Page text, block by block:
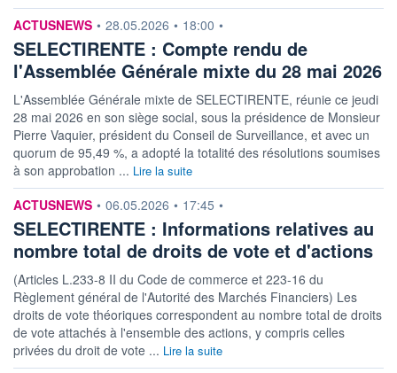
information fournie par
ACTUSNEWS • 28.05.2026 • 18:00 •
SELECTIRENTE : Compte rendu de
l'Assemblée Générale mixte du 28 mai 2026
L'Assemblée Générale mixte de SELECTIRENTE, réunie ce jeudi
28 mai 2026 en son siège social, sous la présidence de Monsieur
Pierre Vaquier, président du Conseil de Surveillance, et avec un
quorum de 95,49 %, a adopté la totalité des résolutions soumises
à son approbation ... Lire la suite
information fournie par
ACTUSNEWS • 06.05.2026 • 17:45 •
SELECTIRENTE : Informations relatives au
nombre total de droits de vote et d'actions
(Articles L.233-8 II du Code de commerce et 223-16 du
Règlement général de l'Autorité des Marchés Financiers) Les
droits de vote théoriques correspondent au nombre total de droits
de vote attachés à l'ensemble des actions, y compris celles
privées du droit de vote ... Lire la suite